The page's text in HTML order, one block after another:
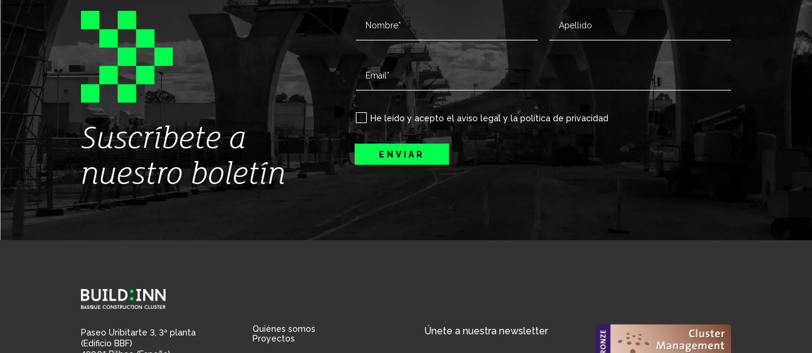
Suscríbete a
nuestro boletín
He leído y acepto el aviso legal y la política de privacidad
ENVIAR
Paseo Uribitarte 3, 3ª planta
(Edificio BBF)
Quiénes somos
Proyectos
Únete a nuestra newsletter